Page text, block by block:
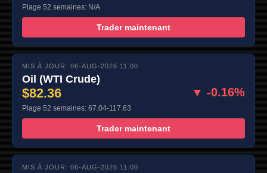
Plage 52 semaines: N/A
Trader maintenant
MIS À JOUR: 06-AUG-2026 11:00
Oil (WTI Crude)
$82.36 ▼ -0.16%
Plage 52 semaines: 67.04-117.63
Trader maintenant
MIS À JOUR: 06-AUG-2026 11:00